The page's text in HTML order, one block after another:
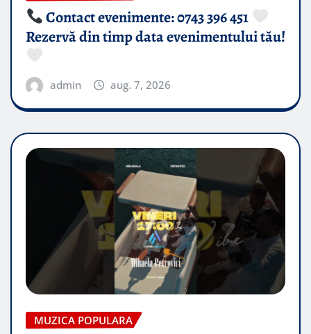
Contact evenimente: 0743 396 451
Rezervă din timp data evenimentului tău!
admin aug. 7, 2026
MUZICA POPULARA